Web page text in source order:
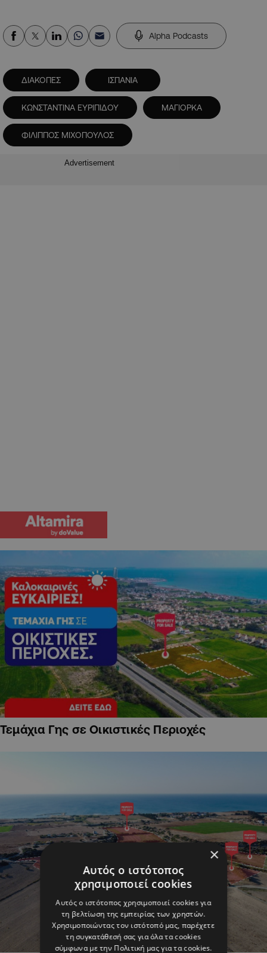
Alpha Podcasts
ΔΙΑΚΟΠΕΣ ΙΣΠΑΝΙΑ
ΚΩΝΣΤΑΝΤΙΝΑ ΕΥΡΙΠΙΔΟΥ ΜΑΓΙΟΡΚΑ
ΦΙΛΙΠΠΟΣ ΜΙΧΟΠΟΥΛΟΣ
Advertisement
Τεμάχια Γης σε Οικιστικές Περιοχές
×
Αυτός ο ιστότοπος
χρησιμοποιεί cookies
Αυτός ο ιστότοπος χρησιμοποιεί cookies για
τη βελτίωση της εμπειρίας των χρηστών.
Χρησιμοποιώντας τον ιστότοπό μας, παρέχετε
τη συγκατάθεσή σας για όλα τα cookies
σύμφωνα με την Πολιτική μας για τα cookies.